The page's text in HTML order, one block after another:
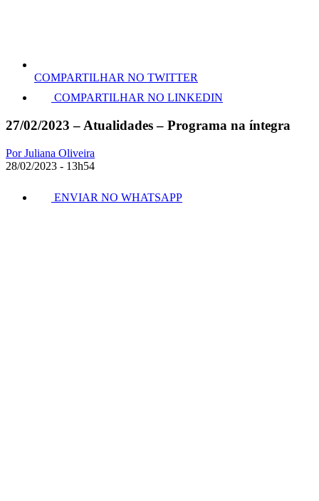
COMPARTILHAR NO TWITTER
COMPARTILHAR NO LINKEDIN
27/02/2023 – Atualidades – Programa na íntegra
Por Juliana Oliveira
28/02/2023 - 13h54
ENVIAR NO WHATSAPP